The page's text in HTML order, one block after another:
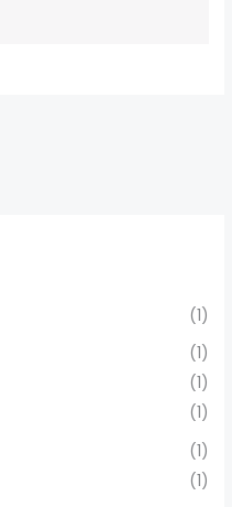
(1)
(1)
(1)
(1)
(1)
(1)